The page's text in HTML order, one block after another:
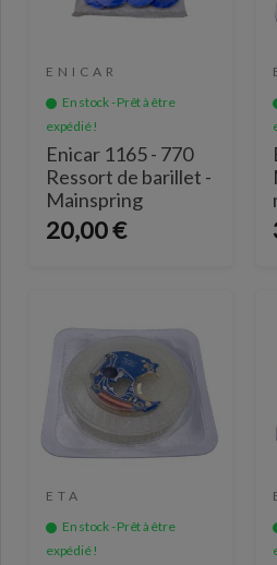
ENICAR
En stock - Prêt à être
expédié !
Enicar 1165 - 770
Ressort de barillet -
Mainspring
20,00 €
ETA
En stock - Prêt à être
expédié !